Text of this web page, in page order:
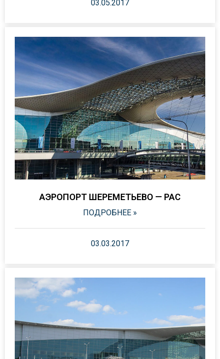
03.05.2017
АЭРОПОРТ ШЕРЕМЕТЬЕВО — PAC
ПОДРОБНЕЕ »
03.03.2017